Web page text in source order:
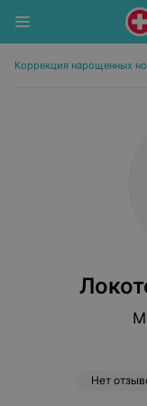
Коррекция нарощенных
Нет